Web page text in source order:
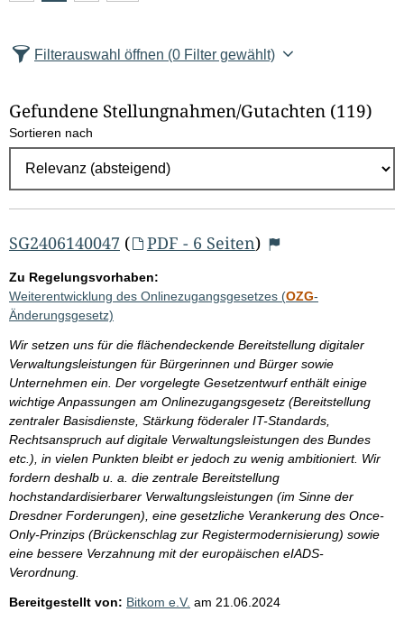
h
z
l
E
g
e
b
n
i
s
s
e
p
r
o
S
e
i
t
e
Filterauswahl öffnen (0 Filter gewählt)
Gefundene Stellungnahmen/⁠Gutachten (119)
Sortieren nach
SG2406140047 ( PDF - 6 Seiten)
Zu Regelungsvorhaben:
Weiterentwicklung des Onlinezugangsgesetzes (OZG-
Änderungsgesetz)
Wir setzen uns für die flächendeckende Bereitstellung digitaler
Verwaltungsleistungen für Bürgerinnen und Bürger sowie
Unternehmen ein. Der vorgelegte Gesetzentwurf enthält einige
wichtige Anpassungen am Onlinezugangsgesetz (Bereitstellung
zentraler Basisdienste, Stärkung föderaler IT-Standards,
Rechtsanspruch auf digitale Verwaltungsleistungen des Bundes
etc.), in vielen Punkten bleibt er jedoch zu wenig ambitioniert. Wir
fordern deshalb u. a. die zentrale Bereitstellung
hochstandardisierbarer Verwaltungsleistungen (im Sinne der
Dresdner Forderungen), eine gesetzliche Verankerung des Once-
Only-Prinzips (Brückenschlag zur Registermodernisierung) sowie
eine bessere Verzahnung mit der europäischen eIADS-
Verordnung.
Bereitgestellt von: Bitkom e.V. am 21.06.2024